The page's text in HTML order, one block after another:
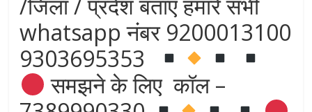
whatsapp नंबर 9200013100
9303695353
समझने के लिए कॉल –